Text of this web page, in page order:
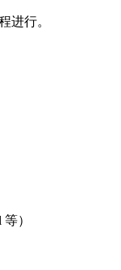
进行。
）